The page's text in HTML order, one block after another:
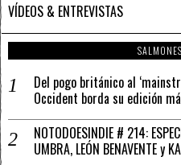
VÍDEOS & ENTREVISTAS
Del pogo británico al
Occident borda su edición
NOTODOESINDIE # 214:
UMBRA, LEÓN BENAVENTE y